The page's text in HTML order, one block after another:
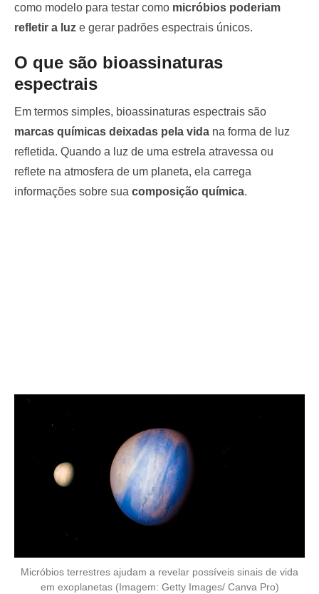
como modelo para testar como micróbios poderiam
refletir a luz e gerar padrões espectrais únicos.
O que são bioassinaturas
espectrais
Em termos simples, bioassinaturas espectrais são
marcas químicas deixadas pela vida na forma de luz
refletida. Quando a luz de uma estrela atravessa ou
reflete na atmosfera de um planeta, ela carrega
informações sobre sua composição química.
Micróbios terrestres ajudam a revelar possíveis sinais de vida
em exoplanetas (Imagem: Getty Images/ Canva Pro)